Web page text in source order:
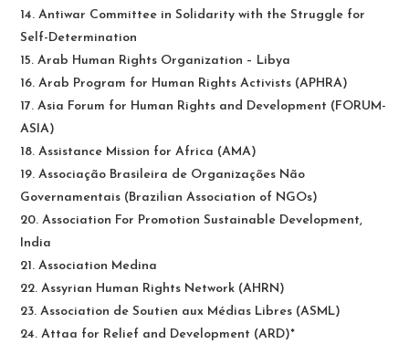
14. Antiwar Committee in Solidarity with the Struggle for
Self-Determination
15. Arab Human Rights Organization – Libya
16. Arab Program for Human Rights Activists (APHRA)
17. Asia Forum for Human Rights and Development (FORUM-
ASIA)
18. Assistance Mission for Africa (AMA)
19. Associação Brasileira de Organizações Não
Governamentais (Brazilian Association of NGOs)
20. Association For Promotion Sustainable Development,
India
21. Association Medina
22. Assyrian Human Rights Network (AHRN)
23. Association de Soutien aux Médias Libres (ASML)
24. Attaa for Relief and Development (ARD)*